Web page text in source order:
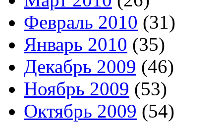
Февраль 2010 (31)
Январь 2010 (35)
Декабрь 2009 (46)
Ноябрь 2009 (53)
Октябрь 2009 (54)